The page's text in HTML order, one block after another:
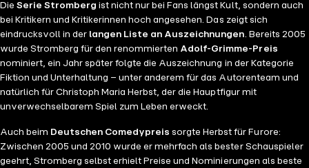
DieSerie Stromberg ist nicht nur bei Fans längst Kult, sondern auch
bei Kritikern und Kritikerinnen hoch angesehen. Das zeigt sich
eindrucksvoll in der langen Liste an Auszeichnungen. Bereits 2005
wurde Stromberg für den renommierten Adolf-Grimme-Preis
nominiert, ein Jahr später folgte die Auszeichnung in der Kategorie
Fiktion und Unterhaltung – unter anderem für das Autorenteam und
natürlich für Christoph Maria Herbst, der die Hauptfigur mit
unverwechselbarem Spiel zum Leben erweckt.
Auch beim Deutschen Comedypreis sorgte Herbst für Furore:
Zwischen 2005 und 2010 wurde er mehrfach als bester Schauspieler
geehrt, Stromberg selbst erhielt Preise und Nominierungen als beste